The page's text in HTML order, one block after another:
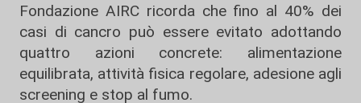
Fondazione AIRC ricorda che fino al 40% dei
casi di cancro può essere evitato adottando
quattro azioni concrete: alimentazione
equilibrata, attività fisica regolare, adesione agli
screening e stop al fumo.